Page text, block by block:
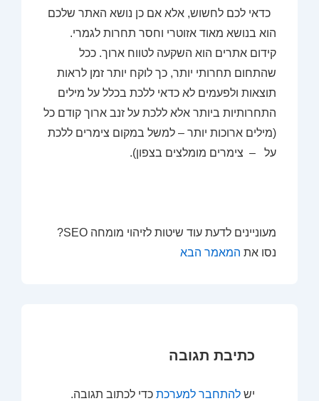
כדאי לכם לחשוש, אלא אם כן נושא האתר שלכם
הוא בנושא מאוד אזוטרי וחסר תחרות לגמרי.
קידום אתרים הוא השקעה לטווח ארוך. ככל
שהתחום תחרותי יותר, כך לוקח יותר זמן לראות
תוצאות ולפעמים לא כדאי ללכת בכלל על מילים
התחרותיות ביותר אלא ללכת על זנב ארוך קודם כל
(מילים ארוכות יותר – למשל במקום צימרים ללכת
על – צימרים מומלצים בצפון).
מעוניינים לדעת עוד שיטות לזיהוי מומחה SEO?
נסו את המאמר הבא
כתיבת תגובה
יש להתחבר למערכת כדי לכתוב תגובה.